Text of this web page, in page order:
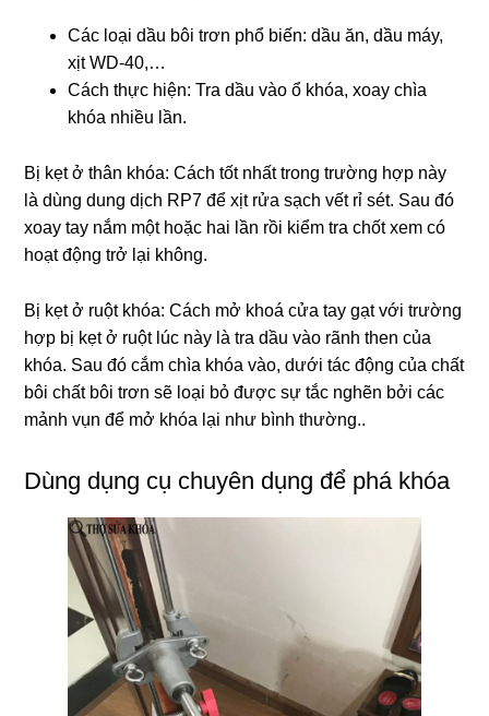
Các loại dầu bôi trơn phổ biến: dầu ăn, dầu máy,
xịt WD-40,…
Cách thực hiện: Tra dầu vào ổ khóa, xoay chìa
khóa nhiều lần.
Bị kẹt ở thân khóa: Cách tốt nhất trong trường hợp này
là dùng dung dịch RP7 để xịt rửa sạch vết rỉ sét. Sau đó
xoay tay nắm một hoặc hai lần rồi kiểm tra chốt xem có
hoạt động trở lại không.
Bị kẹt ở ruột khóa: Cách mở khoá cửa tay gạt với trường
hợp bị kẹt ở ruột lúc này là tra dầu vào rãnh then của
khóa. Sau đó cắm chìa khóa vào, dưới tác động của chất
bôi chất bôi trơn sẽ loại bỏ được sự tắc nghẽn bởi các
mảnh vụn để mở khóa lại như bình thường..
Dùng dụng cụ chuyên dụng để phá khóa